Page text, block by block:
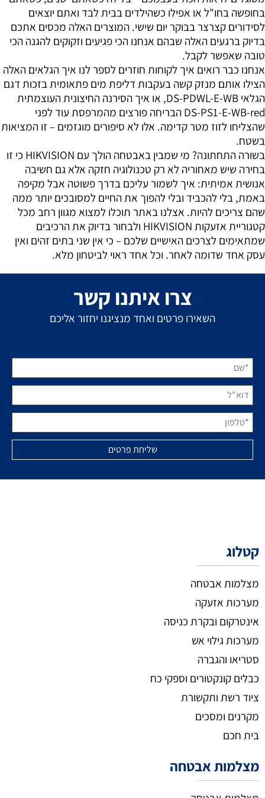
בחופשה בחו"ל או אפילו כשהילדים בבית לבד ואתם יוצאים
לסידורים קצרצר בבוקר יום שישי. המוצרים האלה מכסים אתכם
בדיוק ברגעים האלה שבהם אנחנו הכי פגיעים וזקוקים להגנה הכי
טובה שאפשר לקבל.
אנחנו כבר רואים איך לקוחות חוזרים לספר לנו איך הגלאים האלה
הצילו אותם מנזק קשה בעקבות דליפת מים פתאומית בזכות דגם
הגלאי DS-PDWL-E-WB, או איך הסירנה החיצונית העוצמתית
DS-PS1-E-WB-red הבריחה פורצים מהמרפסת עוד לפני
שהצליחו לזוז מטר קדימה. אלו לא סיפורים מוגזמים – זו המציאות
בשטח.
בשורה התחתונה? מי שמבין באבטחה הולך עם HIKVISION כי זו
בחירה שיש מאחוריה לא רק טכנולוגיה חזקה אלא גם חשיבה
אנושית אמיתית: איך לשמור עליכם בדרך פשוטה אבל מקיפה
באמת, בלי להכביד ובלי להפוך את החיים למסובכים יותר ממה
שהם צריכים להיות. אצלנו באתר תוכלו למצוא מגוון רחב מכל
קטגוריית אזעקות HIKVISION ולבחור בדיוק את הרכיבים
שמתאימים לצרכים האישיים שלכם – כי אין שני בתים זהים ואין
עסק אחד שדומה לאחר. וכל אחד ראוי לביטחון מלא.
צרו איתנו קשר
השאירו פרטים ואחד מנציגנו יחזור אליכם
קטלוג
מצלמות אבטחה
מערכות אזעקה
אינטרקום ובקרת כניסה
מערכות גילוי אש
סטריאו והגברה
כבלים קונקטורים וספקי כח
ציוד רשת ותקשורת
מקרנים ומסכים
בית חכם
מצלמות אבטחה